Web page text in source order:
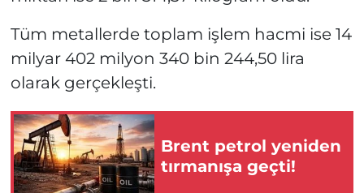
Tüm metallerde toplam işlem hacmi ise 14
milyar 402 milyon 340 bin 244,50 lira
olarak gerçekleşti.
Brent petrol yeniden
tırmanışa geçti!